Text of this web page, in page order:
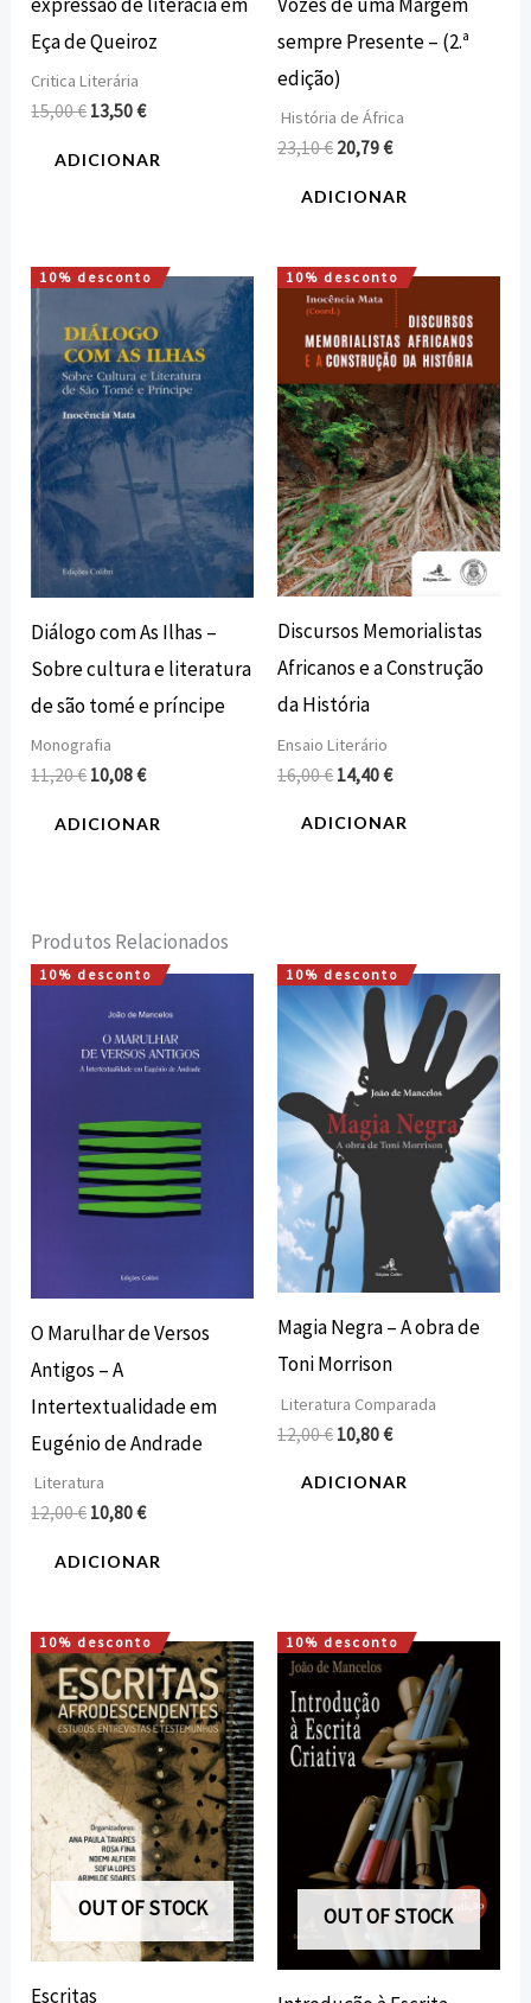
Eça de Queiroz
Critica Literária
15,00€ 13,50€
ADICIONAR
sempre Presente – (2.ª
edição)
História de África
23,10€ 20,79€
ADICIONAR
10% desconto
Diálogo com As Ilhas –
Sobre cultura e literatura
de são tomé e príncipe
Monografia
11,20€
O
original
era:
11,20 €.
10,08€
O
preço
atual
é:
10,08 €.
ADICIONAR
10% desconto
Discursos Memorialistas
Africanos e a Construção
da História
Ensaio Literário
16,00€
O
preço
original
era:
16,00 €.
14,40€
O
preço
atual
é:
ADICIONAR
Produtos Relacionados
10% desconto
O Marulhar de Versos
Antigos – A
Intertextualidade em
Eugénio de Andrade
Literatura
12,00€
O
preço
original
era:
12,00 €.
10,80€
O
preço
atual
é:
10,80 €.
ADICIONAR
10% desconto
Magia Negra – A obra de
Toni Morrison
Literatura Comparada
12,00€
O
preço
original
era:
12,00 €.
10,80€
O
preço
atual
é:
10,80 €.
ADICIONAR
10% desconto
OUT OF STOCK
Escritas
O
preço
original
era:
15,00 €.
O
preço
atual
é:
13,50 €.
10% desconto
OUT OF STOCK
O
preço
original
era:
10,00 €.
O
preço
atual
9,00 €.